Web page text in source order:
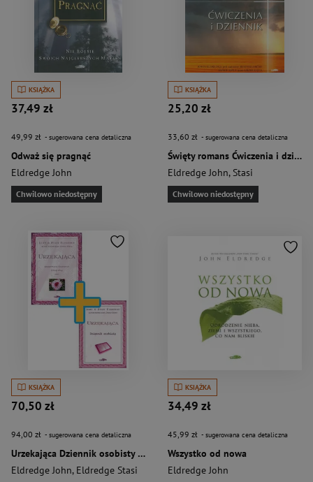
KSIĄŻKA
37,49 zł
49,99 zł - sugerowana cena detaliczna
Odważ się pragnąć
Eldredge John
Chwilowo niedostępny
KSIĄŻKA
25,20 zł
33,60 zł - sugerowana cena detaliczna
Święty romans Ćwiczenia i dziennik
Eldredge John, Stasi
Chwilowo niedostępny
KSIĄŻKA
70,50 zł
94,00 zł - sugerowana cena detaliczna
Urzekająca Dziennik osobisty / Urzekająca Odkrywanie tajemnicy pakiet
Eldredge John, Eldredge Stasi
KSIĄŻKA
34,49 zł
45,99 zł - sugerowana cena detaliczna
Wszystko od nowa
Eldredge John